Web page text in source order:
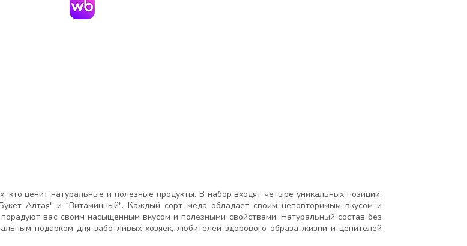
ценит натуральные и полезные продукты. В набор входят четыре уникальных позиции:
Алтая" и "Витаминный". Каждый сорт меда обладает своим неповторимым вкусом и
вас своим насыщенным вкусом и полезными свойствами. Натуральный состав без
подарком для заботливых хозяек, любителей здорового образа жизни и ценителей